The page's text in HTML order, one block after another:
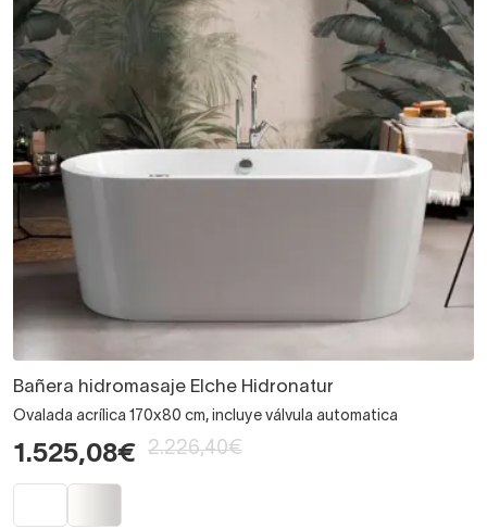
Bañera hidromasaje Elche Hidronatur
Ovalada acrílica 170x80 cm, incluye válvula automatica
1.525,08€ 2.226,40€